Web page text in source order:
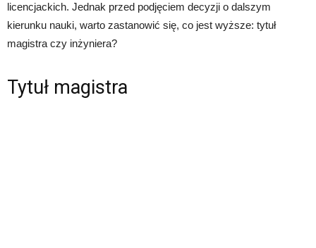
licencjackich. Jednak przed podjęciem decyzji o dalszym
kierunku nauki, warto zastanowić się, co jest wyższe: tytuł
magistra czy inżyniera?
Tytuł magistra